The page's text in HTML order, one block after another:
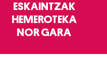
ESKAINTZAK
HEMEROTEKA
NOR GARA